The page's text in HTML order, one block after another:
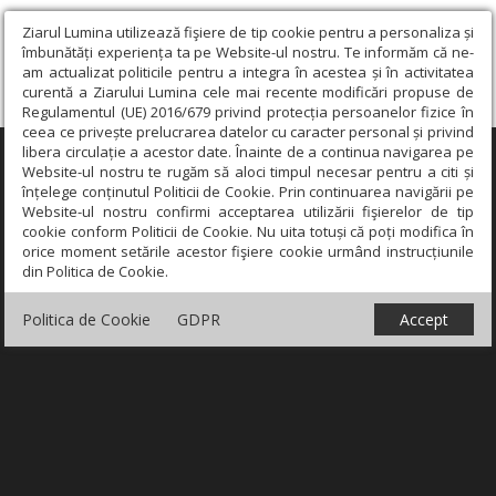
Ziarul Lumina utilizează fişiere de tip cookie pentru a personaliza și
îmbunătăți experiența ta pe Website-ul nostru. Te informăm că ne-
am actualizat politicile pentru a integra în acestea și în activitatea
curentă a Ziarului Lumina cele mai recente modificări propuse de
Regulamentul (UE) 2016/679 privind protecția persoanelor fizice în
ceea ce privește prelucrarea datelor cu caracter personal și privind
libera circulație a acestor date. Înainte de a continua navigarea pe
Website-ul nostru te rugăm să aloci timpul necesar pentru a citi și
înțelege conținutul Politicii de Cookie. Prin continuarea navigării pe
Website-ul nostru confirmi acceptarea utilizării fişierelor de tip
cookie conform Politicii de Cookie. Nu uita totuși că poți modifica în
orice moment setările acestor fişiere cookie urmând instrucțiunile
din Politica de Cookie.
Politica de Cookie GDPR Accept
×